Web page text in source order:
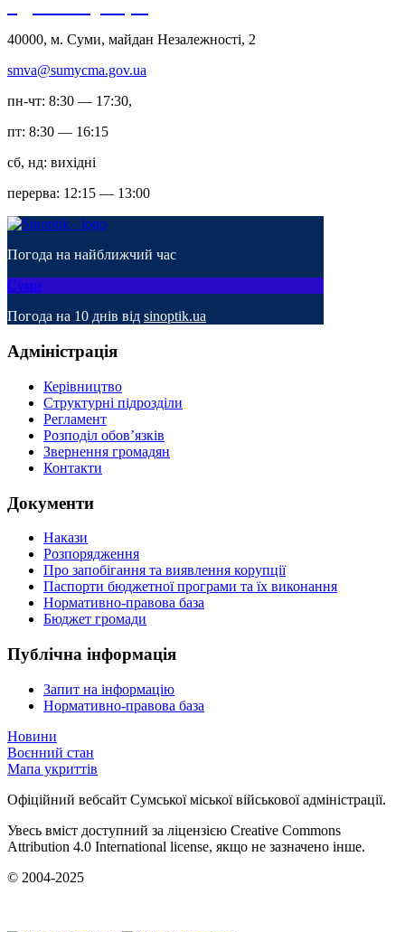
40000, м. Суми, майдан Незалежності, 2
smva@sumycma.gov.ua
пн-чт: 8:30 — 17:30,
пт: 8:30 — 16:15
сб, нд: вихідні
перерва: 12:15 — 13:00
Погода на найближчий час
Суми
Погода на 10 днів від sinoptik.ua
Адміністрація
Керівництво
Структурні підрозділи
Регламент
Розподіл обов’язків
Звернення громадян
Контакти
Документи
Накази
Розпорядження
Про запобігання та виявлення корупції
Паспорти бюджетної програми та їх виконання
Нормативно-правова база
Бюджет громади
Публічна інформація
Запит на інформацію
Нормативно-правова база
Новини
Воєнний стан
Мапа укриттів
Офіційний вебсайт Сумської міської військової адміністрації.
Увесь вміст доступний за ліцензією Creative Commons
Attribution 4.0 International license, якщо не зазначено інше.
© 2004-2025